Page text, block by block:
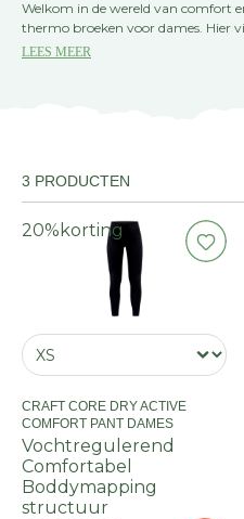
Welkom in de wereld van comfort
thermo broeken voor dames. Hier
en functionaliteit, ideaal voor
LEES MEER
3 PRODUCTEN
20% korting
CRAFT CORE DRY ACTIVE
COMFORT PANT DAMES
Vochtregulerend
Comfortabel
Boddymapping
structuur